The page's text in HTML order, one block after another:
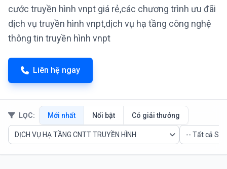
cước truyền hình vnpt giá rẻ,các chương trình ưu đãi
dịch vụ truyền hình vnpt,dịch vụ hạ tầng công nghệ
thông tin truyền hình vnpt
Liên hệ ngay
LỌC: Mới nhất Nổi bật Có giải thưởng